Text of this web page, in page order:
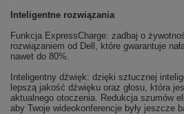
Inteligentne rozwiązania
Funkcja ExpressCharge: zadbaj o
rozwiązaniem od Dell, które gwarantuje
nawet do 80%.
Inteligentny dźwięk: dzięki sztucznej
lepszą jakość dźwięku oraz głosu, która
aktualnego otoczenia. Redukcja szumów
aby Twoje wideokonferencje były jeszcze